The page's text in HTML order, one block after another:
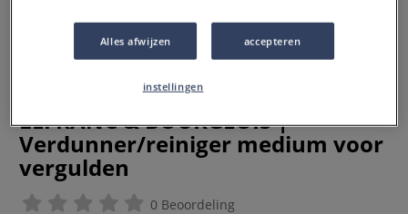
LEFRANC & BOURGEOIS |
Verdunner/reiniger medium voor
vergulden
0 Beoordeling
Alles afwijzen accepteren
instellingen